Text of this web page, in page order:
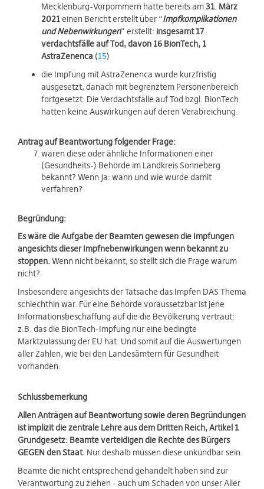
Mecklenburg-Vorpommern hatte bereits am31. März
2021einen Bericht erstellt über “Impfkomplikationen
und Nebenwirkungen” erstellt: insgesamt 17
verdachtsfälle auf Tod, davon 16 BionTech, 1
AstraZenenca (15)
die Impfung mit AstraZenenca wurde kurzfristig
ausgesetzt, danach mit begrenztem Personenbereich
fortgesetzt. Die Verdachtsfälle auf Tod bzgl. BionTech
hatten keine Auswirkungen auf deren Verabreichung.
Antrag auf Beantwortung folgender Frage:
waren diese oder ähnliche Informationen einer
(Gesundheits-) Behörde im Landkreis Sonneberg
bekannt? Wenn Ja: wann und wie wurde damit
verfahren?
Begründung:
Es wäre die Aufgabe der Beamten gewesen die Impfungen
angesichts dieser Impfnebenwirkungen wenn bekannt zu
stoppen.Wenn nicht bekannt, so stellt sich die Frage warum
nicht?
Insbesondere angesichts der Tatsache das Impfen DAS Thema
schlechthin war. Für eine Behörde voraussetzbar ist jene
Informationsbeschaffung auf die die Bevölkerung vertraut:
z.B. das die BionTech-Impfung nur eine bedingte
Marktzulassung der EU hat. Und somit auf die Auswertungen
aller Zahlen, wie bei den Landesämtern für Gesundheit
vorhanden.
Schlussbemerkung
Allen Anträgen auf Beantwortung sowie deren Begründungen
ist implizit die zentrale Lehre aus dem Dritten Reich, Artikel 1
Grundgesetz: Beamte verteidigen die Rechte des Bürgers
GEGEN den Staat. Nur deshalb müssen diese unkündbar sein.
Beamte die nicht entsprechend gehandelt haben sind zur
Verantwortung zu ziehen - auch um Schaden von unser Aller